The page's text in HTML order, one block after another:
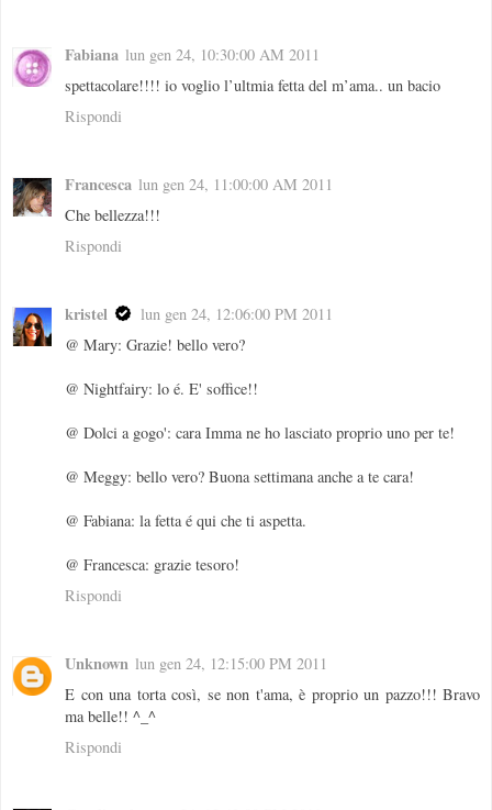
Fabiana lun gen 24, 10:30:00 AM 2011
spettacolare!!!! io voglio l’ultmia fetta del m’ama.. un bacio
Rispondi
Francesca lun gen 24, 11:00:00 AM 2011
Che bellezza!!!
Rispondi
kristel
lun gen 24, 12:06:00 PM 2011
@ Mary: Grazie! bello vero?
@ Nightfairy: lo é. E' soffice!!
@ Dolci a gogo': cara Imma ne ho lasciato proprio uno per te!
@ Meggy: bello vero? Buona settimana anche a te cara!
@ Fabiana: la fetta é qui che ti aspetta.
@ Francesca: grazie tesoro!
Rispondi
Unknown lun gen 24, 12:15:00 PM 2011
E con una torta così, se non t'ama, è proprio un pazzo!!! Bravo
ma belle!! ^_^
Rispondi